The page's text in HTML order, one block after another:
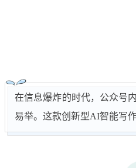
在信息爆炸的时代，公众号
易举。这款创新型AI智能写